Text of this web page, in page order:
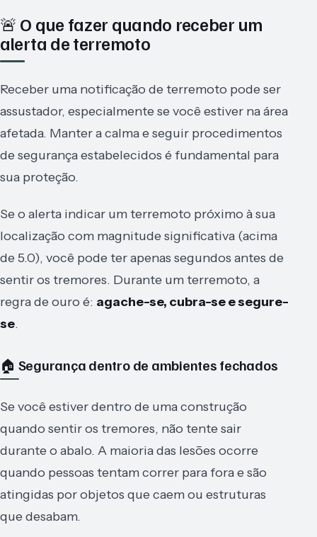
🚨 O que fazer quando receber um
alerta de terremoto
Receber uma notificação de terremoto pode ser
assustador, especialmente se você estiver na área
afetada. Manter a calma e seguir procedimentos
de segurança estabelecidos é fundamental para
sua proteção.
Se o alerta indicar um terremoto próximo à sua
localização com magnitude significativa (acima
de 5.0), você pode ter apenas segundos antes de
sentir os tremores. Durante um terremoto, a
regra de ouro é: agache-se, cubra-se e segure-
se.
🏠 Segurança dentro de ambientes fechados
Se você estiver dentro de uma construção
quando sentir os tremores, não tente sair
durante o abalo. A maioria das lesões ocorre
quando pessoas tentam correr para fora e são
atingidas por objetos que caem ou estruturas
que desabam.